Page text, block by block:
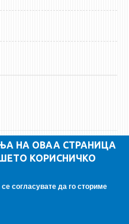
НА ОВАА СТРАНИЦА
КОРИСНИЧКО
согласувате да го сториме